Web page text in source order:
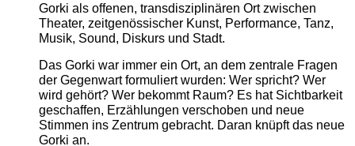
Gorki als offenen, transdisziplinären Ort zwischen
Theater, zeitgenössischer Kunst, Performance, Tanz,
Musik, Sound, Diskurs und Stadt.
Das Gorki war immer ein Ort, an dem zentrale Fragen
der Gegenwart formuliert wurden: Wer spricht? Wer
wird gehört? Wer bekommt Raum? Es hat Sichtbarkeit
geschaffen, Erzählungen verschoben und neue
Stimmen ins Zentrum gebracht. Daran knüpft das neue
Gorki an.